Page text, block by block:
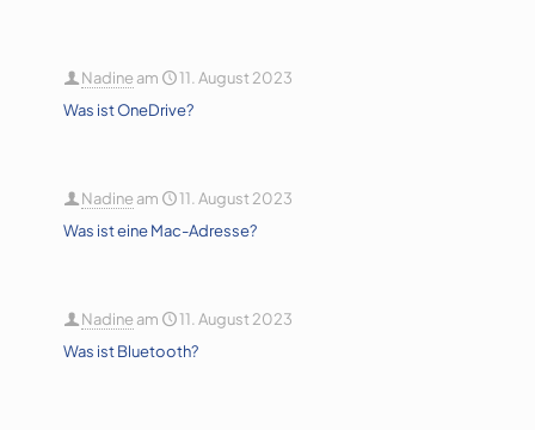
Nadine am
11. August 2023
Was ist OneDrive?
Nadine am
11. August 2023
Was ist eine Mac-Adresse?
Nadine am
11. August 2023
Was ist Bluetooth?